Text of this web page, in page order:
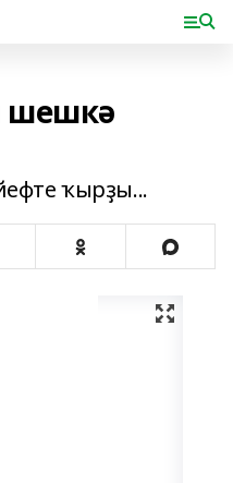
шешкә
ҡырҙы...